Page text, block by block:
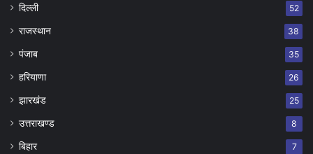
दिल्ली 52
राजस्थान 38
पंजाब 35
हरियाणा 26
झारखंड 25
उत्तराखण्ड 8
बिहार 7